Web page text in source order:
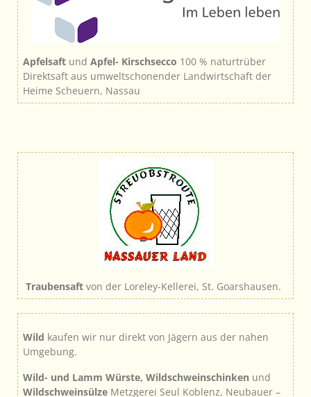
Apfelsaft und Apfel- Kirschsecco 100 % naturtrüber
Direktsaft aus umweltschonender Landwirtschaft der
Heime Scheuern, Nassau
Traubensaft von der Loreley-Kellerei, St. Goarshausen.
Wild kaufen wir nur direkt von Jägern aus der nahen
Umgebung.
Wild- und Lamm Würste, Wildschweinschinken und
Wildschweinsülze Metzgerei Seul Koblenz, Neubauer –